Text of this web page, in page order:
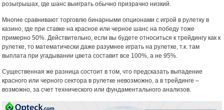
розыгрышах, где шанс выиграть обычно призрачно низкий.
Многие сравнивают торговлю бинарными опционами с игрой в рулетку в
казино, где при ставке на красное или черное шанс на победу тоже
примерно 50%. Действительно, если вы будете относиться к трейдингу как к
рулетке, то математически даже разумнее играть на рулетке, т.к. там
выплата при угадывании цвета составит все 100%, а не 95%.
Существенная же разница состоит в том, что предсказать выпадение
красного или черного сектора в рулетке невозможно, а в трейдинге –
возможно, за счет технического или фундаментального анализов.